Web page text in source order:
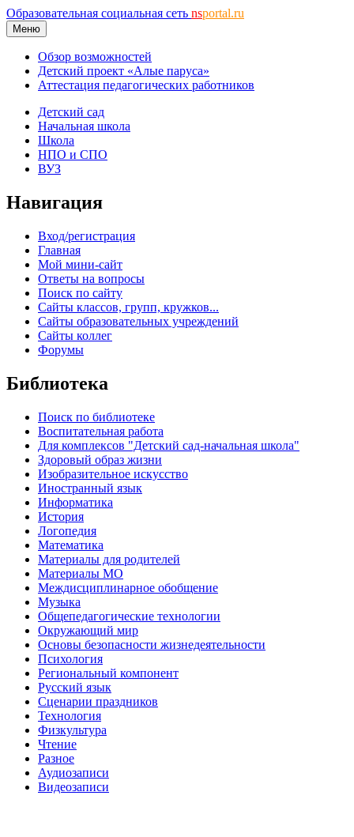
Образовательная социальная сеть nsportal.ru
Меню
Обзор возможностей
Детский проект «Алые паруса»
Аттестация педагогических работников
Детский сад
Начальная школа
Школа
НПО и СПО
ВУЗ
Навигация
Вход/регистрация
Главная
Мой мини-сайт
Ответы на вопросы
Поиск по сайту
Сайты классов, групп, кружков...
Сайты образовательных учреждений
Сайты коллег
Форумы
Библиотека
Поиск по библиотеке
Воспитательная работа
Для комплексов "Детский сад-начальная школа"
Здоровый образ жизни
Изобразительное искусство
Иностранный язык
Информатика
История
Логопедия
Математика
Материалы для родителей
Материалы МО
Междисциплинарное обобщение
Музыка
Общепедагогические технологии
Окружающий мир
Основы безопасности жизнедеятельности
Психология
Региональный компонент
Русский язык
Сценарии праздников
Технология
Физкультура
Чтение
Разное
Аудиозаписи
Видеозаписи